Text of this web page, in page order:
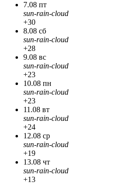
7.08 пт
sun-rain-cloud
+30
8.08 сб
sun-rain-cloud
+28
9.08 вс
sun-rain-cloud
+23
10.08 пн
sun-rain-cloud
+23
11.08 вт
sun-rain-cloud
+24
12.08 ср
sun-rain-cloud
+19
13.08 чт
sun-rain-cloud
+13